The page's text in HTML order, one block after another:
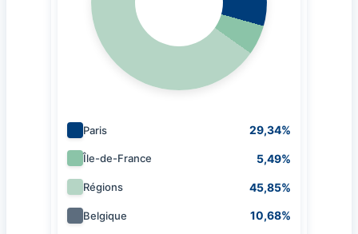
Paris 29,34%
Île-de-France 5,49%
Régions 45,85%
Belgique 10,68%